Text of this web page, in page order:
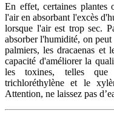
En effet, certaines plantes
l'air en absorbant l'excès
lorsque l'air est trop sec.
absorber l'humidité, on
palmiers, les dracaenas et
capacité d'améliorer la
les toxines, telles
trichloréthylène et le
Attention, ne laissez pas